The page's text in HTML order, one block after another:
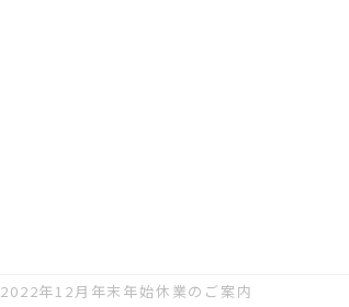
2022年12月年末年始休業のご案内